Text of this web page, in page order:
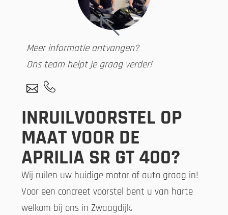
Meer informatie ontvangen?
Ons team helpt je graag verder!
INRUILVOORSTEL OP
MAAT VOOR DE
APRILIA SR GT 400?
Wij ruilen uw huidige motor of auto graag in!
Voor een concreet voorstel bent u van harte
welkom bij ons in Zwaagdijk.